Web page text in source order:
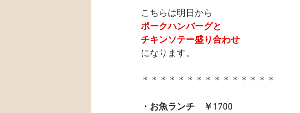
こちらは明日から
ポークハンバーグと
チキンソテー盛り合わせ
になります。
＊＊＊＊＊＊＊＊＊＊＊＊＊＊＊
・お魚ランチ　￥1700